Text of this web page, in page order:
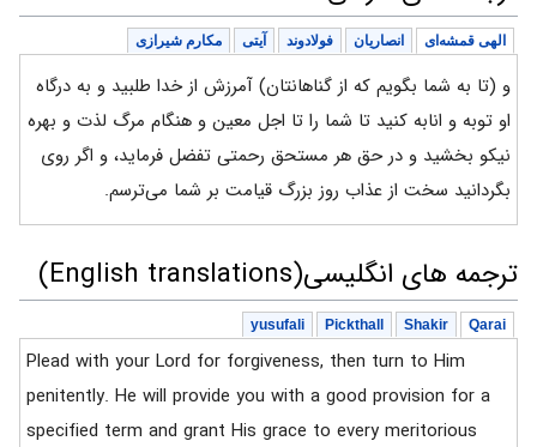
الهی قمشه‌ای انصاریان فولادوند آیتی مکارم شیرازی
و (تا به شما بگویم که از گناهانتان) آمرزش از خدا طلبید و به درگاه
او توبه و انابه کنید تا شما را تا اجل معین و هنگام مرگ لذت و بهره
نیکو بخشید و در حق هر مستحق رحمتی تفضل فرماید، و اگر روی
بگردانید سخت از عذاب روز بزرگ قیامت بر شما می‌ترسم.
ترجمه های انگلیسی(English translations)
Qarai
Shakir
Pickthall
yusufali
Plead with your Lord for forgiveness, then turn to Him
penitently. He will provide you with a good provision for a
specified term and grant His grace to every meritorious